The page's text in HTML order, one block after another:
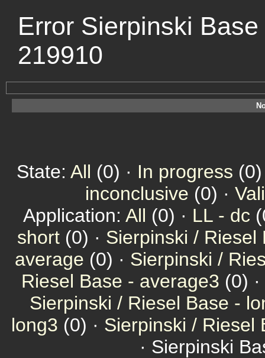
Error Sierpinski
219910
State: All (0) · In progress
inconclusive (0) ·
Application: All (0) · LL - dc
short (0) · Sierpinski / Riesel
average (0) · Sierpinski /
Riesel Base - average3 (0) ·
Sierpinski / Riesel Base -
long3 (0) · Sierpinski / Riesel
· Sierpinski